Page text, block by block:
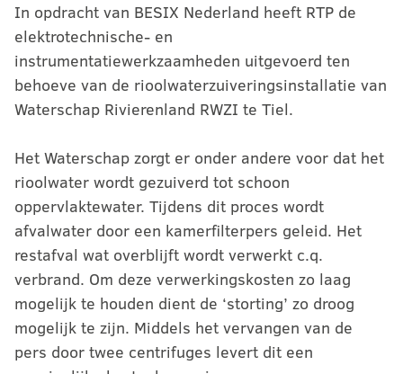
In opdracht van BESIX Nederland heeft RTP de
elektrotechnische- en
instrumentatiewerkzaamheden uitgevoerd ten
behoeve van de rioolwaterzuiveringsinstallatie van
Waterschap Rivierenland RWZI te Tiel.
Het Waterschap zorgt er onder andere voor dat het
rioolwater wordt gezuiverd tot schoon
oppervlaktewater. Tijdens dit proces wordt
afvalwater door een kamerfilterpers geleid. Het
restafval wat overblijft wordt verwerkt c.q.
verbrand. Om deze verwerkingskosten zo laag
mogelijk te houden dient de ‘storting’ zo droog
mogelijk te zijn. Middels het vervangen van de
pers door twee centrifuges levert dit een